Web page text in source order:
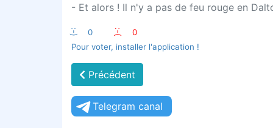
- Et alors ! Il n'y a pas de feu rouge en
:-) 0 :-(
0
Pour voter, installer l'application !
Précédent
Telegram canal